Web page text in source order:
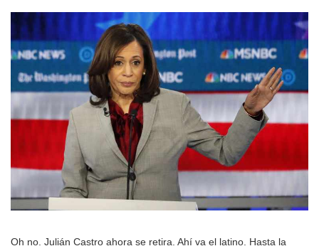
Oh no. Julián Castro ahora se retira. Ahí va el latino. Hasta la